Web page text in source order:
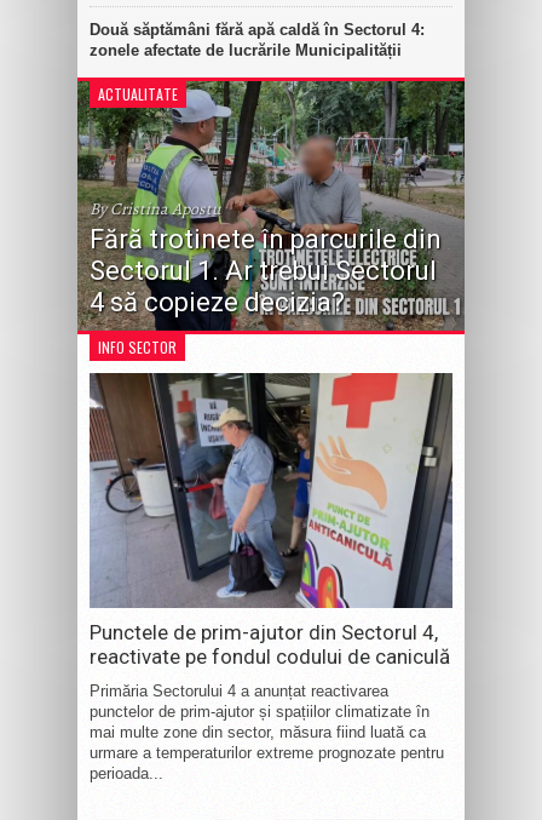
Două săptămâni fără apă caldă în Sectorul 4:
zonele afectate de lucrările Municipalității
ACTUALITATE
By Cristina Apostu
Fără trotinete în parcurile din
Sectorul 1. Ar trebui Sectorul
4 să copieze decizia?
INFO SECTOR
Punctele de prim-ajutor din Sectorul 4,
reactivate pe fondul codului de caniculă
Primăria Sectorului 4 a anunțat reactivarea
punctelor de prim-ajutor și spațiilor climatizate în
mai multe zone din sector, măsura fiind luată ca
urmare a temperaturilor extreme prognozate pentru
perioada...